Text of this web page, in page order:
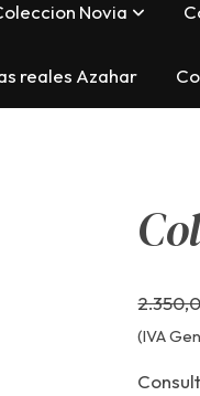
Novia
reales Azahar
(IVA